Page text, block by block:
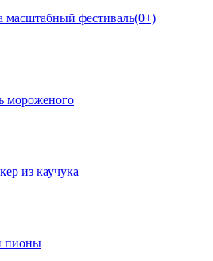
фестиваль(0+)
из каучука
пионы